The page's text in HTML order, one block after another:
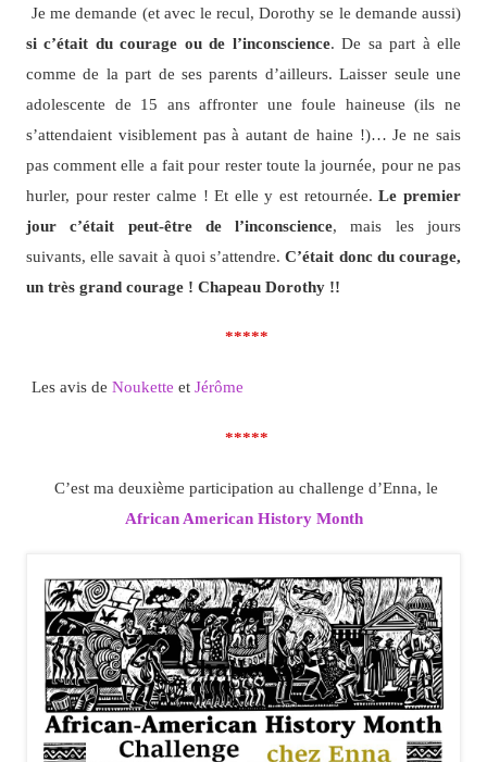
Je me demande (et avec le recul, Dorothy se le demande aussi)
si c’était du courage ou de l’inconscience. De sa part à elle
comme de la part de ses parents d’ailleurs. Laisser seule une
adolescente de 15 ans affronter une foule haineuse (ils ne
s’attendaient visiblement pas à autant de haine !)… Je ne sais
pas comment elle a fait pour rester toute la journée, pour ne pas
hurler, pour rester calme ! Et elle y est retournée.Le premier
jour c’était peut-être de l’inconscience, mais les jours
suivants, elle savait à quoi s’attendre.C’était donc du courage,
un très grand courage ! Chapeau Dorothy !!
*****
Les avis de Noukette et Jérôme
*****
C’est ma deuxième participation au challenge d’Enna, le
African American History Month